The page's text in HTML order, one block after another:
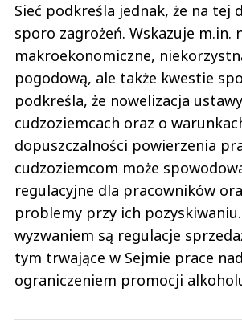
Sieć podkreśla jednak, że na tej
sporo zagrożeń. Wskazuje m.in.
makroekonomiczne,
pogodową, ale także kwestie
podkreśla, że nowelizacja
cudzoziemcach oraz o
dopuszczalności powierzenia
cudzoziemcom może
regulacyjne dla pracowników
problemy przy ich
wyzwaniem są regulacje
tym trwające w Sejmie prace nad
ograniczeniem promocji